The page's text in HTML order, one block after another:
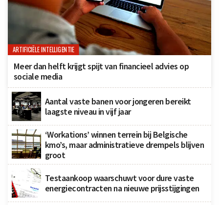
ARTIFICIËLE INTELLIGENTIE
Meer dan helft krijgt spijt van financieel advies op
sociale media
Aantal vaste banen voor jongeren bereikt
laagste niveau in vijf jaar
‘Workations’ winnen terrein bij Belgische
kmo’s, maar administratieve drempels blijven
groot
Testaankoop waarschuwt voor dure vaste
energiecontracten na nieuwe prijsstijgingen